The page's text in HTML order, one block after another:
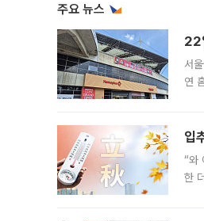
주요 뉴스
22
서
연
입
“와
한